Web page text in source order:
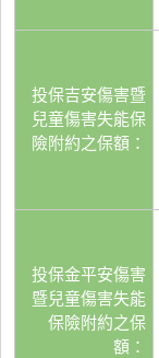
投保吉安傷害暨
兒童傷害失能保
險附約之保額：
投保金平安傷害
暨兒童傷害失能
保險附約之保
額：